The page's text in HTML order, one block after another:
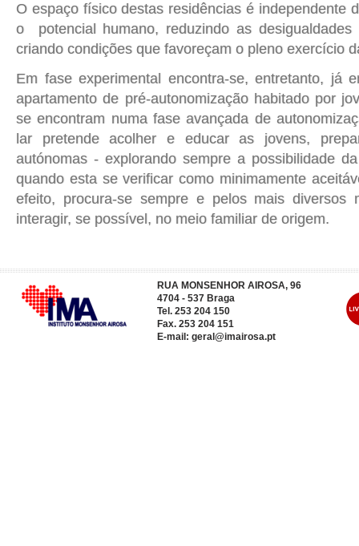
O espaço físico destas residências é independente
o potencial humano, reduzindo as
criando condições que favoreçam o pleno exercício
Em fase experimental encontra-se, entretanto, já
apartamento de pré-autonomização habitado por
se encontram numa fase avançada de
lar pretende acolher e educar as jovens,
autónomas - explorando sempre a possibilidade
quando esta se verificar como minimamente
efeito, procura-se sempre e pelos mais diversos
interagir, se possível, no meio familiar de origem.
RUA MONSENHOR AIROSA, 96
4704 - 537 Braga
Tel. 253 204 150
Fax. 253 204 151
E-mail: geral@imairosa.pt